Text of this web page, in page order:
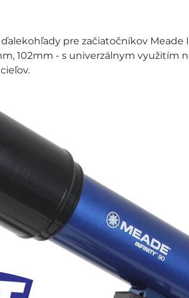
pre začiatočníkov Meade
102mm - s univerzálnym využitím